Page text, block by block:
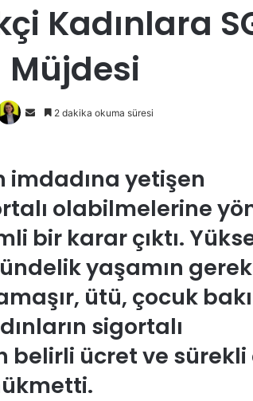
Kadınlara
Müjdesi
Bir
göndermek
2 dakika okuma süresi
imdadına yetişen
olabilmelerine
bir karar çıktı.
yaşamın
ütü, çocuk
sigortalı
belirli ücret ve sürekli